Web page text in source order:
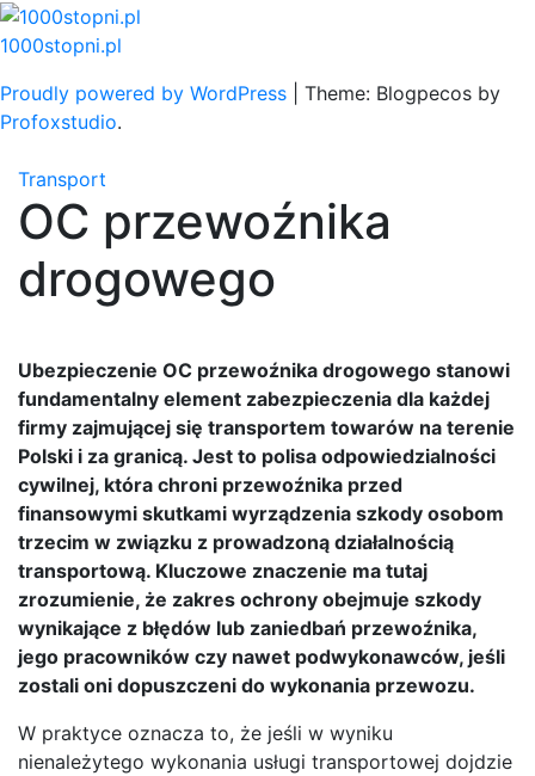
Skip
to
1000stopni.pl
Proudly powered by WordPress
Theme: Blogpecos by
Profoxstudio.
Transport
OC przewoźnika
drogowego
Ubezpieczenie OC przewoźnika drogowego stanowi
fundamentalny element zabezpieczenia dla każdej
firmy zajmującej się transportem towarów na terenie
Polski i za granicą. Jest to polisa odpowiedzialności
cywilnej, która chroni przewoźnika przed
finansowymi skutkami wyrządzenia szkody osobom
trzecim w związku z prowadzoną działalnością
transportową. Kluczowe znaczenie ma tutaj
zrozumienie, że zakres ochrony obejmuje szkody
wynikające z błędów lub zaniedbań przewoźnika,
jego pracowników czy nawet podwykonawców, jeśli
zostali oni dopuszczeni do wykonania przewozu.
W praktyce oznacza to, że jeśli w wyniku
nienależytego wykonania usługi transportowej dojdzie